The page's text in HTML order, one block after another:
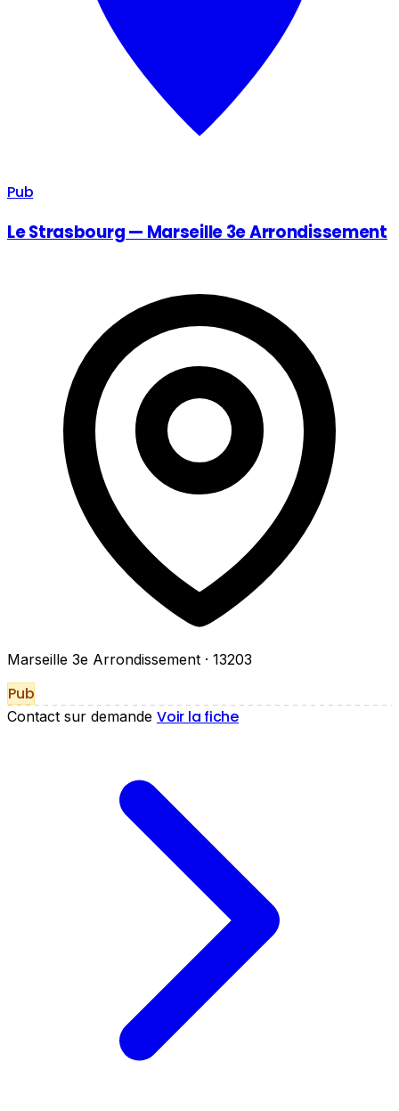
Pub
Le Strasbourg — Marseille 3e Arrondissement
Marseille 3e Arrondissement · 13203
Pub
Contact sur demande Voir la fiche